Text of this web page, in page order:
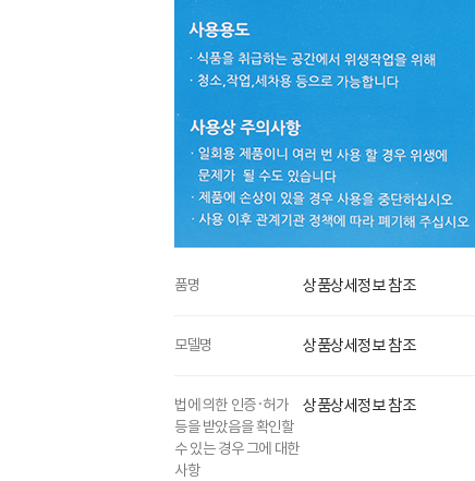
품명 상품상세정보 참조
모델명 상품상세정보 참조
법에 의한 인증·허가
등을 받았음을 확인할
수 있는 경우 그에 대한
사항
상품상세정보 참조